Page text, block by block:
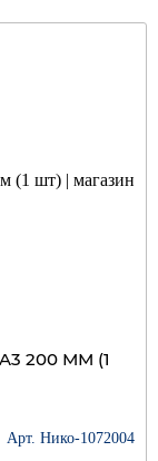
200 ММ (1
Арт. Нико-1072004